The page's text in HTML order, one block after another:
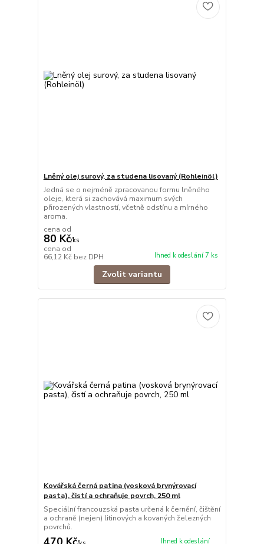
Lněný olej surový, za studena lisovaný (Rohleinöl)
Jedná se o nejméně zpracovanou formu lněného
oleje, která si zachovává maximum svých
přirozených vlastností, včetně odstínu a mírného
aroma.
cena od
80 Kč/ks
cena od
66,12 Kč bez DPH Ihned k odeslání 7 ks
Zvolit variantu
Kovářská černá patina (vosková brynýrovací
pasta), čistí a ochraňuje povrch, 250 ml
Speciální francouzská pasta určená k černění, čištění
a ochraně (nejen) litinových a kovaných železných
povrchů.
Ihned k odeslání